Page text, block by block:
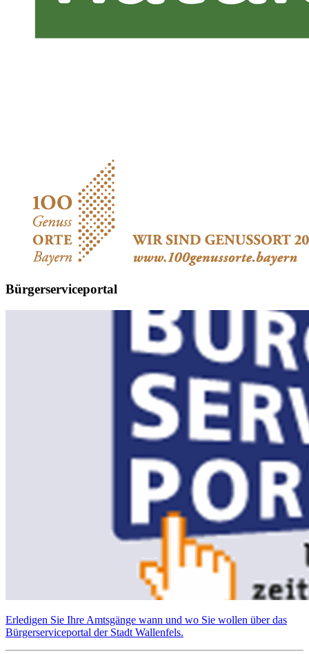
Bürgerserviceportal
Erledigen Sie Ihre Amtsgänge wann und wo Sie wollen über das
Bürgerserviceportal der Stadt Wallenfels.